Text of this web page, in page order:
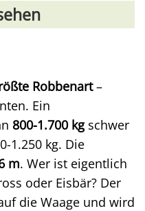
Robbenart–
Ein
800-1.700 kgschwer
1.250 kg. Die
m. Wer ist eigentlich
oder Eisbär? Der
die Waage und wird